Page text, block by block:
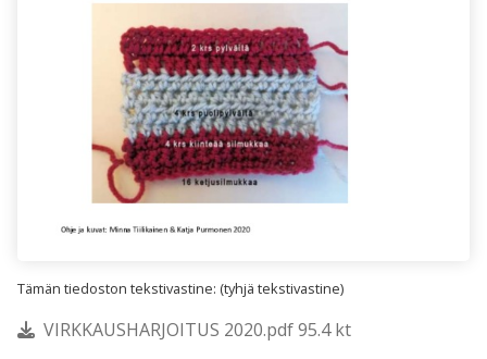
Tämän tiedoston tekstivastine: (tyhjä tekstivastine)
VIRKKAUSHARJOITUS 2020.pdf 95.4 kt